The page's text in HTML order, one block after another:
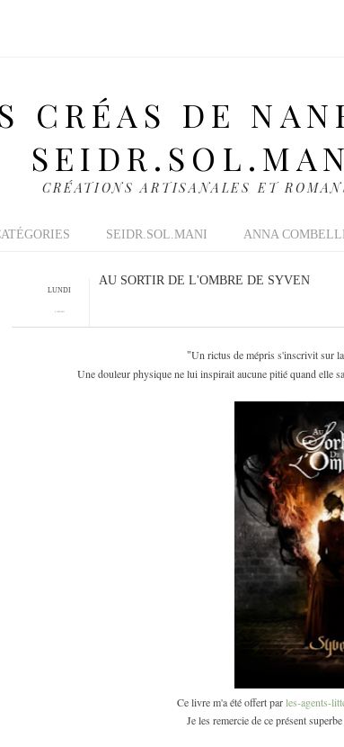
CRÉAS DE
CRÉATIONS ARTISANALES ET
SEIDR.SOL.MANI ANNA
LUNDI
AU SORTIR DE L'OMBRE DE SYVEN
"Un rictus de mépris s'inscrivit sur
Une douleur physique ne lui inspirait aucune pitié quand elle
Ce livre m'a été offert parles-agents-
Je les remercie de ce présent